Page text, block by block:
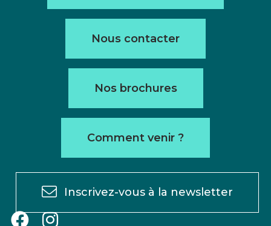
Nous contacter
Nos brochures
Comment venir ?
Inscrivez-vous à la newsletter